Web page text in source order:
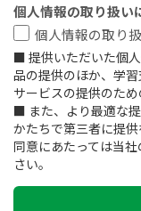
個人情報の取り扱い
個人情報の取り
■ 提供いただいた個
品の提供のほか、学
サービスの提供のた
■ また、より最適な
かたちで第三者に提供
同意にあたっては当社
さい。